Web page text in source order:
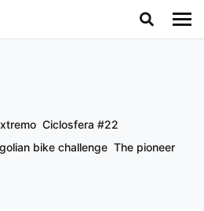
Ciclosfera #22
bike challenge The pioneer